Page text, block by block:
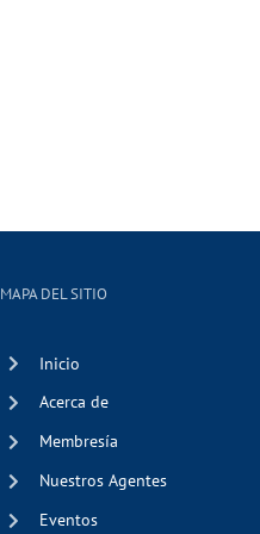
MAPA DEL SITIO
Inicio
Acerca de
Membresía
Nuestros Agentes
Eventos